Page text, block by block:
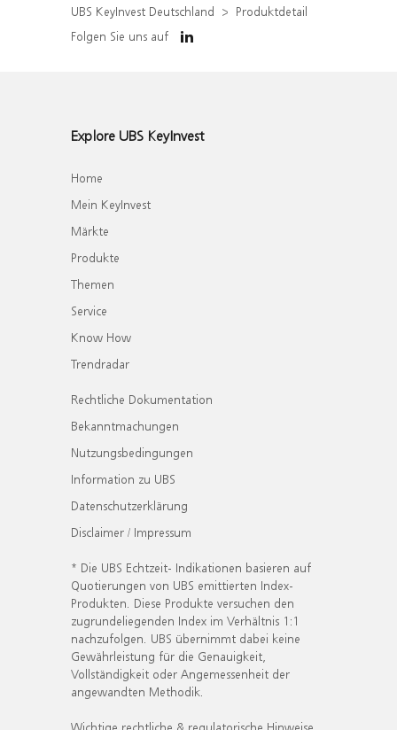
UBS KeyInvest Deutschland
Produktdetail
Folgen Sie uns auf
Explore UBS KeyInvest
Home
Mein KeyInvest
Märkte
Produkte
Themen
Service
Know How
Trendradar
Rechtliche Dokumentation
Bekanntmachungen
Nutzungsbedingungen
Information zu UBS
Datenschutzerklärung
Disclaimer / Impressum
* Die UBS Echtzeit- Indikationen basieren auf
Quotierungen von UBS emittierten Index-
Produkten. Diese Produkte versuchen den
zugrundeliegenden Index im Verhältnis 1:1
nachzufolgen. UBS übernimmt dabei keine
Gewährleistung für die Genauigkeit,
Vollständigkeit oder Angemessenheit der
angewandten Methodik.